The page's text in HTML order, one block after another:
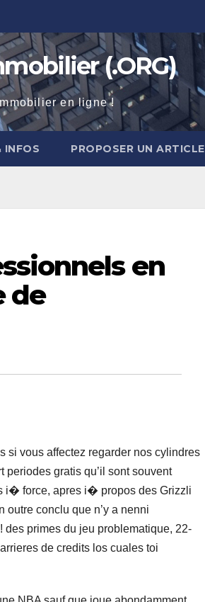
(.ORG)
en ligne !
INFOS PROPOSER UN ARTICLE
en
de
si vous affectez regarder nos cylindres
periodes gratis qu’il sont souvent
i� force, apres i� propos des Grizzli
outre conclu que n’y a nenni
primes du jeu problematique, 22-
de credits los cuales toi